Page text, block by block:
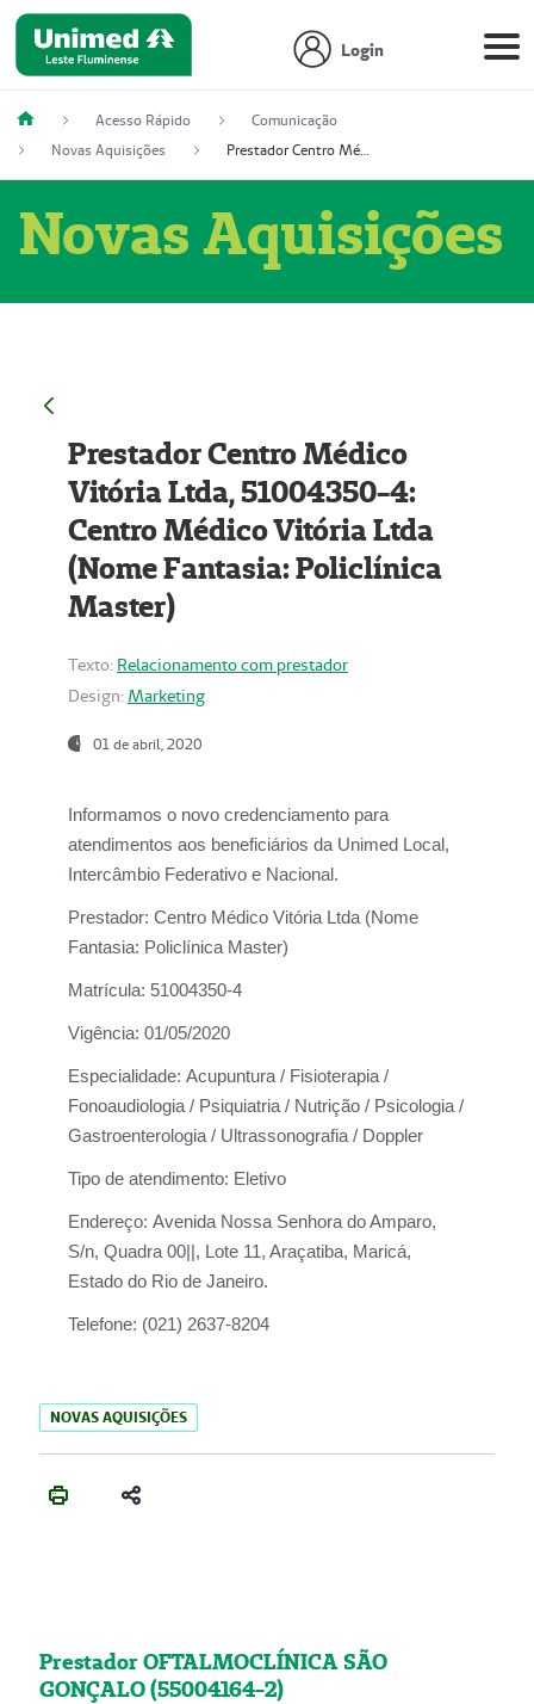
Login
Acesso Rápido
Comunicação
Novas Aquisições
Prestador Centro Médico Vitória Ltda, 51004350-4: Centro Médico Vitória Ltda (Nome Fantasia: Policlínica Master)
Novas Aquisições
Prestador Centro Médico
Vitória Ltda, 51004350-4:
Centro Médico Vitória Ltda
(Nome Fantasia: Policlínica
Master)
Texto: Relacionamento com prestador
Design: Marketing
01 de abril, 2020
Informamos o novo credenciamento para
atendimentos aos beneficiários da Unimed Local,
Intercâmbio Federativo e Nacional.
Prestador: Centro Médico Vitória Ltda (Nome
Fantasia: Policlínica Master)
Matrícula: 51004350-4
Vigência: 01/05/2020
Especialidade: Acupuntura / Fisioterapia /
Fonoaudiologia / Psiquiatria / Nutrição / Psicologia /
Gastroenterologia / Ultrassonografia / Doppler
Tipo de atendimento: Eletivo
Endereço: Avenida Nossa Senhora do Amparo,
S/n, Quadra 00||, Lote 11, Araçatiba, Maricá,
Estado do Rio de Janeiro.
Telefone: (021) 2637-8204
NOVAS AQUISIÇÕES
Prestador OFTALMOCLÍNICA SÃO
GONÇALO (55004164-2)